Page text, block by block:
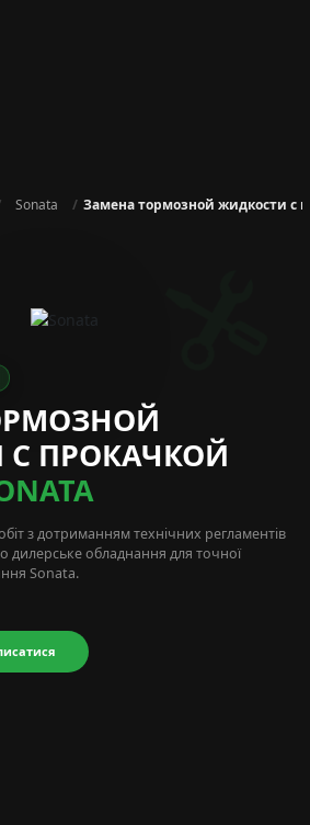
Sonata Замена тормозной жидкости с
ПРОКАЧКОЙ
з дотриманням технічних регламентів
дилерське обладнання для точної
Sonata.